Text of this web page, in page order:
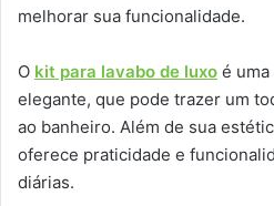
melhorar sua funcionalidade.
O kit para lavabo de luxo é
elegante, que pode trazer um
ao banheiro. Além de sua
oferece praticidade e
diárias.